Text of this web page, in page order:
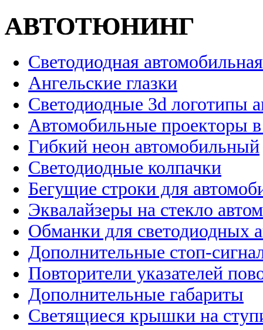
АВТОТЮНИНГ
Светодиодная
Ангельские глазки
Светодиодные 3d логотипы
Автомобильные проекторы
Гибкий неон автомобильный
Светодиодные колпачки
Бегущие строки для
Эквалайзеры на стекло
Обманки для светодиодных
Дополнительные стоп-
Повторители указателей
Дополнительные габариты
Светящиеся крышки на